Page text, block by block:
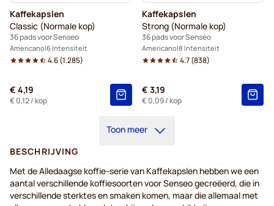
Kaffekapslen
Classic (Normale kop)
36 pads voor Senseo
Americano 6 Intensiteit
4.6(1.285)
€ 4,19
€ 0,12/ kop
Kaffekapslen
Strong (Normale kop)
36 pads voor Senseo
Americano 8 Intensiteit
4.7(838)
€ 3,19
€ 0,09/ kop
Toon meer
BESCHRIJVING
Met de Alledaagse koffie-serie van Kaffekapslen hebben we een
aantal verschillende koffiesoorten voor Senseo gecreëerd, die in
verschillende sterktes en smaken komen, maar die allemaal met